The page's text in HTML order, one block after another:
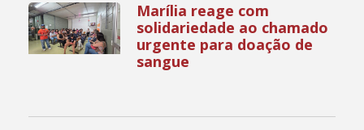
Marília reage com
solidariedade ao chamado
urgente para doação de
sangue